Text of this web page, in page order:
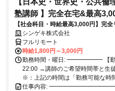
【日本史・世界史・公共
塾講師 】完全在宅&最高
ポート
【社会科目・時給最高3,000円】完
「鬼管理」をする異色の難関大学塾
シンゲキ株式会社
フルリモート
時給1,800円～3,000円
勤務時間・曜日: ━━━━━━ 【
22:00 →講師のご希望時間帯と生
※：上記の時間は「勤務可能な時
仕事内容: